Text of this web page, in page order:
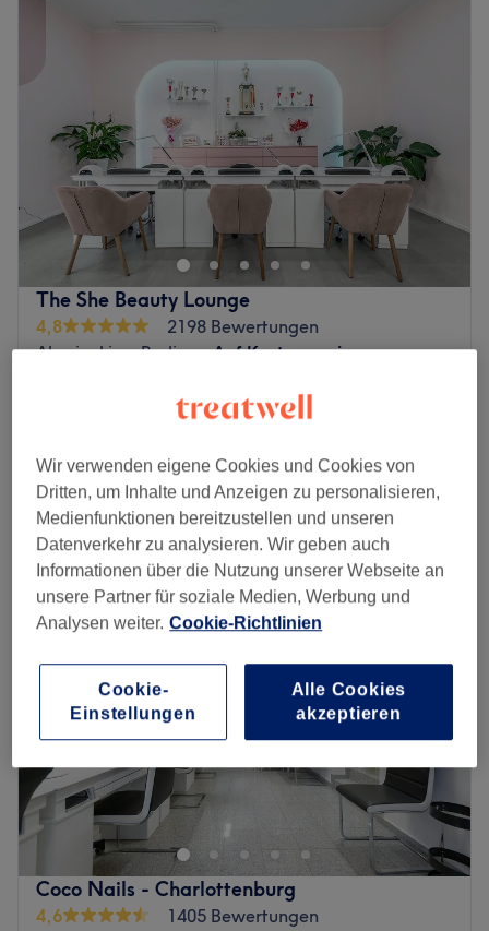
The She Beauty Lounge
4,8
2198 Bewertungen
Akazienkiez, Berlin
Auf Karte anzeigen
1 Std.
Schnellansicht Saloninfos
Montag 10:00 –
19:30
Dienstag
10:00
19:30
Mittwoch
10:00–
Donnerstag
Freitag
10:00–19:30
Samstag
10:00–16:30
Sonntag
Geschlossen
In Berlin-Schönerberg bietet dir der stilvoll eingerichtete
Salon The She Beauty Lounge alles, was du für deine
Schönheit brauchst. Egal ob Maniküre, Pediküre,
Nagelreparatur, Wimpernverlängerungen oder
Permanent Make-Up, hier kannst du dich entspannt
zurücklehnen und genießen!
Coco Nails - Charlottenburg
4,6
1405 Bewertungen
Wir verwenden eigene Cookies und Cookies von
Dritten, um Inhalte und Anzeigen zu personalisieren,
Medienfunktionen bereitzustellen und unseren
Datenverkehr zu analysieren. Wir geben auch
Informationen über die Nutzung unserer Webseite an
unsere Partner für soziale Medien, Werbung und
Analysen weiter. Cookie-Richtlinien
Cookie-
Einstellungen
Alle Cookies
akzeptieren